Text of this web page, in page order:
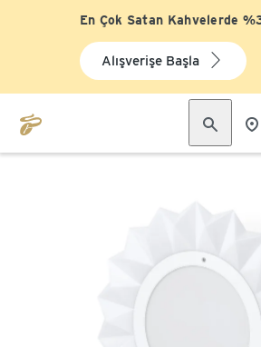
En Çok Satan Kahvelerde
Alışverişe Başla